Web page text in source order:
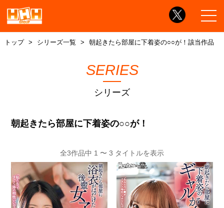
トップ シリーズ一覧 朝起きたら部屋に下着姿の○○が！該当作品
SERIES
シリーズ
朝起きたら部屋に下着姿の○○が！
全3作品中 1 〜 3 タイトルを表示